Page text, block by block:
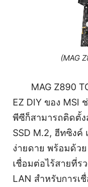
(MAG
MAG Z890
EZ DIY ของ MSI
พีซีก็สามารถติดตั้ง
SSD M.2, ฮีทซิงค์
ง่ายดาย พร้อมด้ว
เชื่อมต่อไร้สายที่ร
LAN สำหรับการเ